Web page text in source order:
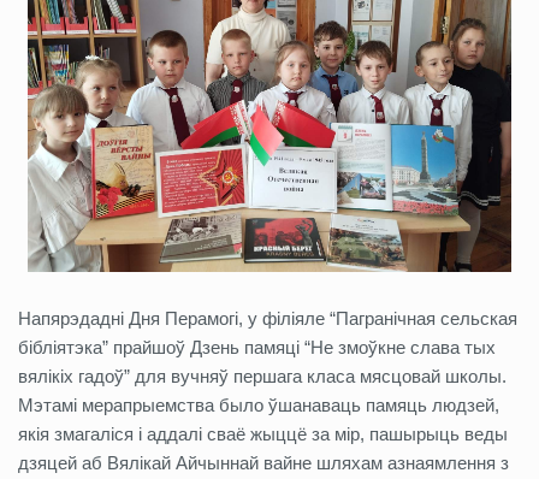
Напярэдадні Дня Перамогі, у філіяле “Пагранічная сельская
бібліятэка” прайшоў Дзень памяці “Не змоўкне слава тых
вялікіх гадоў” для вучняў першага класа мясцовай школы.
Мэтамі мерапрыемства было ўшанаваць памяць людзей,
якія змагаліся і аддалі сваё жыццё за мір, пашырыць веды
дзяцей аб Вялікай Айчыннай вайне шляхам азнаямлення з